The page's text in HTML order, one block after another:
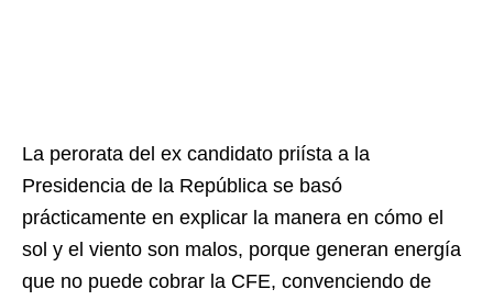
La perorata del ex candidato priísta a la
Presidencia de la República se basó
prácticamente en explicar la manera en cómo el
sol y el viento son malos, porque generan energía
que no puede cobrar la CFE, convenciendo de